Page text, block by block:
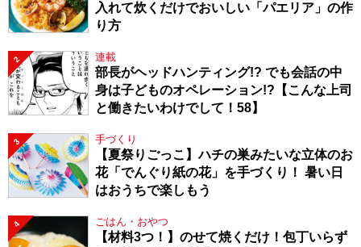
入れて炊くだけでおいしい「パエリア」の作
り方
2 連載
部長がヘッドハンティング!? でも会話の中
身は子どものオペレーション!?【こんな上司
と働きたいわけでして！58】
3 手づくり
【夏祭りごっこ】ハチの巣みたいな立体のお
花「でんぐり紙の花」を手づくり！ 暑い日
はおうちで楽しもう
4 ごはん・おやつ
【材料3つ！】のせて焼くだけ！包丁いらず